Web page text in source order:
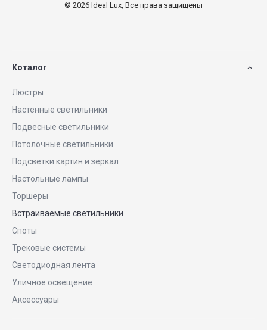
© 2026 Ideal Lux, Все права защищены
Коталог
Люстры
Настенные светильники
Подвесные светильники
Потолочные светильники
Подсветки картин и зеркал
Настольные лампы
Торшеры
Встраиваемые светильники
Споты
Трековые системы
Светодиодная лента
Уличное освещение
Аксессуары